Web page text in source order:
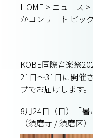
HOME > ニュース >
かコンサート ピッ
KOBE国際音楽祭
21日～31日に開催
プでお届けします。
8月24日（日）「暑
（須磨寺 / 須磨区）